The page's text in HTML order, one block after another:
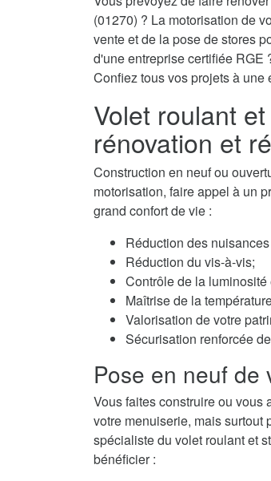
(01270) ? La motorisation de
vente et de la pose de stores
d'une entreprise certifiée RGE
Confiez tous vos projets à
Volet roulant
rénovation et
Construction en neuf ou
motorisation, faire appel à un
grand confort de vie :
Réduction des
Réduction du vis-à-vis;
Contrôle de la
Maîtrise de la
Valorisation de votre
Sécurisation renforcée
Pose en neuf de
Vous faites construire ou vous
votre menuiserie, mais surtout
spécialiste du volet roulant et
bénéficier :